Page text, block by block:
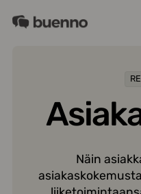
sisältöön
Buenno
Näin